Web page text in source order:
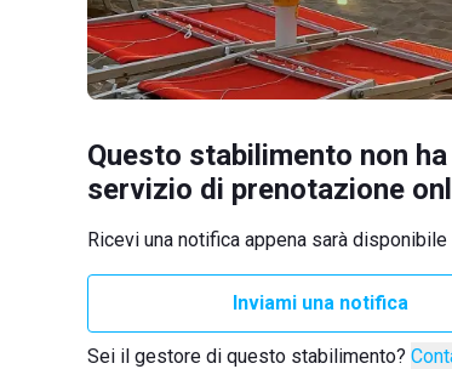
Questo stabilimento non
servizio di prenotazione
Ricevi una notifica appena sarà disponibile
Inviami una notifica
Sei il gestore di questo stabilimento?